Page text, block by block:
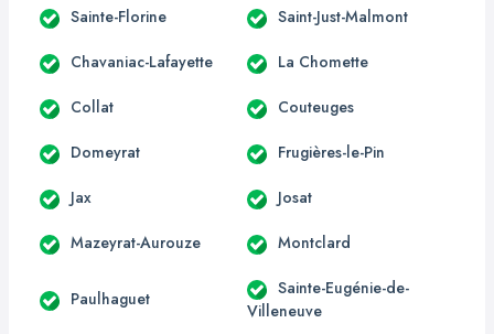
Sainte-Florine Saint-Just-Malmont
Chavaniac-Lafayette La Chomette
Collat Couteuges
Domeyrat Frugières-le-Pin
Jax Josat
Mazeyrat-Aurouze Montclard
Paulhaguet
Sainte-Eugénie-de-
Villeneuve